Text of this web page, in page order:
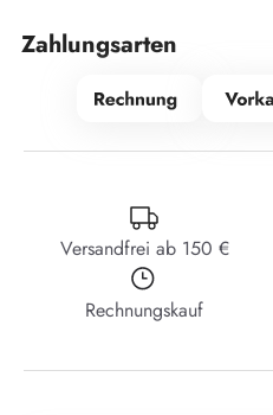
Zahlungsarten
Versandfrei ab 150 €
Rechnungskauf